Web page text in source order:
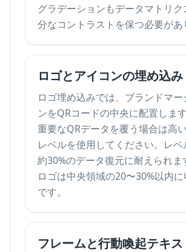
グラデーションもデータマトリ
分なコントラストを保つ必要があ
ロゴとアイコンの埋め込み
ロゴ埋め込みでは、ブランドマー
ンをQRコードの中央に配置しま
重要なQRデータを覆う場合は高
レベルを使用してください。レ
約30%のデータ復元に耐えられま
ロゴは中央領域の20〜30%以内
です。
フレームと行動喚起テキス